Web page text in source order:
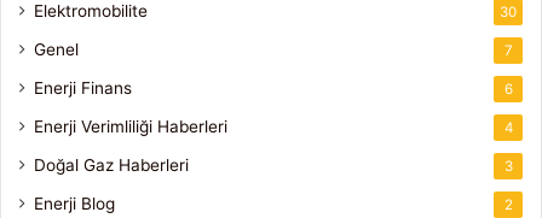
Elektromobilite 30
Genel 7
Enerji Finans 6
Enerji Verimliliği Haberleri 4
Doğal Gaz Haberleri 3
Enerji Blog 2